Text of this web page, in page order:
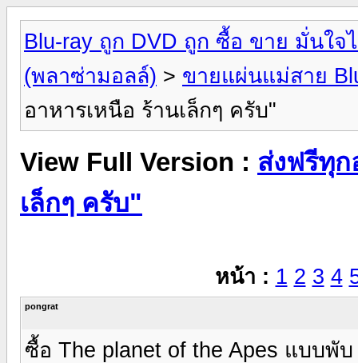
Blu-ray ถูก DVD ถูก ซื้อ ขาย มั่นใจ
(พลาซ่ามอลล์) > ขายแผ่นแม่สาย
อาหารเหนือ ร้านเล็กๆ ครับ"
View Full Version : ส่งฟรีทุก
เล็กๆ ครับ"
หน้า : 1 2 3 4
pongrat
ซื้อ The planet of the Apes แบบพั